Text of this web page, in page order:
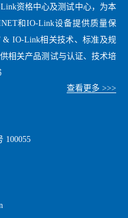
资格中心及测试中心，为本
和IO-Link设备提供质量保
& IO-Link相关技术、标准及规
相关产品测试与认证、技术培
查看更多 >>>
100055